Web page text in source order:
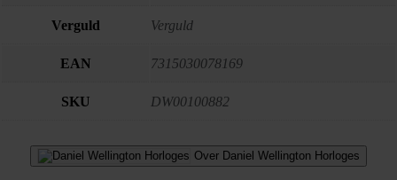
Verguld Verguld
EAN 7315030078169
SKU DW00100882
Over Daniel Wellington Horloges